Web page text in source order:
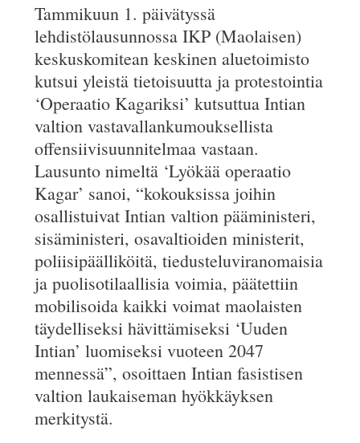
Tammikuun 1. päivätyssä
lehdistölausunnossa IKP (Maolaisen)
keskuskomitean keskinen aluetoimisto
kutsui yleistä tietoisuutta ja protestointia
‘Operaatio Kagariksi’ kutsuttua Intian
valtion vastavallankumouksellista
offensiivisuunnitelmaa vastaan.
Lausunto nimeltä ‘Lyökää operaatio
Kagar’ sanoi, “kokouksissa joihin
osallistuivat Intian valtion pääministeri,
sisäministeri, osavaltioiden ministerit,
poliisipäälliköitä, tiedusteluviranomaisia
ja puolisotilaallisia voimia, päätettiin
mobilisoida kaikki voimat maolaisten
täydelliseksi hävittämiseksi ‘Uuden
Intian’ luomiseksi vuoteen 2047
mennessä”, osoittaen Intian fasistisen
valtion laukaiseman hyökkäyksen
merkitystä.